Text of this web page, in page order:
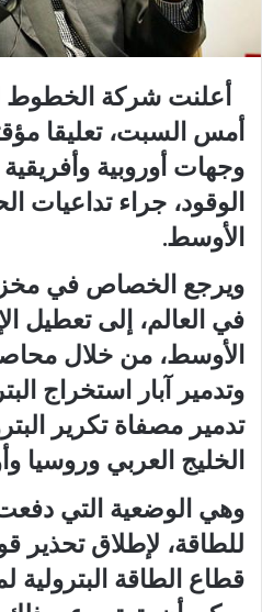
أعلنت شركة الخطوط
أمس السبت، تعليقا
وجهات أوروبية
الوقود، جراء
الأوسط.
ويرجع الخصاص في
في العالم، إلى تعطيل
الأوسط، من خلال
وتدمير آبار استخراج
تدمير مصفاة تكرير
الخليج العربي وروسيا
وهي الوضعية التي دفعت
للطاقة، لإطلاق تحذير
قطاع الطاقة البترولية